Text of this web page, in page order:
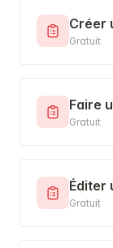
Créer
Gratuit
Faire
Gratuit
Éditer
Gratuit